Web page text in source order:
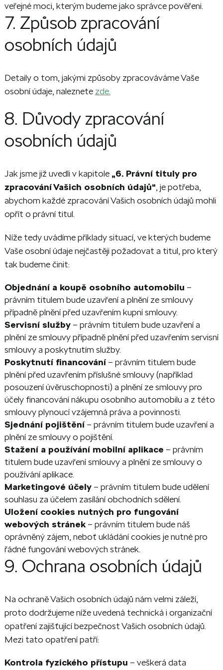
veřejné moci, kterým budeme jako správce pověřeni.
7. Způsob zpracování
osobních údajů
Detaily o tom, jakými způsoby zpracováváme Vaše
osobní údaje, naleznete zde.
8. Důvody zpracování
osobních údajů
Jak jsme již uvedli v kapitole „6. Právní tituly pro
zpracování Vašich osobních údajů“, je potřeba,
abychom každé zpracování Vašich osobních údajů mohli
opřít o právní titul.
Níže tedy uvádíme příklady situací, ve kterých budeme
Vaše osobní údaje nejčastěji požadovat a titul, pro který
tak budeme činit:
Objednání a koupě osobního automobilu –
právním titulem bude uzavření a plnění ze smlouvy
případně plnění před uzavřením kupní smlouvy.
Servisní služby– právním titulem bude uzavření a
plnění ze smlouvy případně plnění před uzavřením servisní
smlouvy a poskytnutím služby.
Poskytnutí financování– právním titulem bude
plnění před uzavřením příslušné smlouvy (například
posouzení úvěruschopnosti) a plnění ze smlouvy pro
účely financování nákupu osobního automobilu a z této
smlouvy plynoucí vzájemná práva a povinnosti.
Sjednání pojištění– právním titulem bude uzavření a
plnění ze smlouvy o pojištění.
Stažení a používání mobilní aplikace – právním
titulem bude uzavření smlouvy a plnění ze smlouvy o
používání aplikace.
Marketingové účely– právním titulem bude udělení
souhlasu za účelem zasílání obchodních sdělení.
Uložení cookies nutných pro fungování
webových stránek– právním titulem bude náš
oprávněný zájem, neboť ukládání cookies je nutné pro
řádné fungování webových stránek.
9. Ochrana osobních údajů
Na ochraně Vašich osobních údajů nám velmi záleží,
proto dodržujeme níže uvedená technická i organizační
opatření zajišťující bezpečnost Vašich osobních údajů.
Mezi tato opatření patří:
Kontrola fyzického přístupu – veškerá data